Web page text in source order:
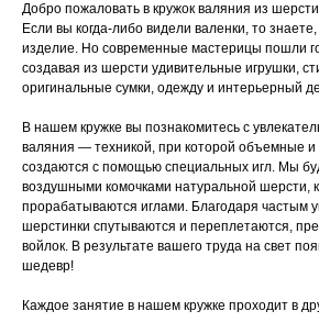
Добро пожаловать в кружок валяния из
Если вы когда-либо видели валенки, то
изделие. Но современные мастерицы пошли
создавая из шерсти удивительные игрушки,
оригинальные сумки, одежду и интерьерный
В нашем кружке вы познакомитесь с
валяния — техникой, при которой объемные и
создаются с помощью специальных игл. Мы
воздушными комочками натуральной шерсти,
прорабатываются иглами. Благодаря частым
шерстинки спутываются и переплетаются,
войлок. В результате вашего труда на свет
шедевр!
Каждое занятие в нашем кружке проходит в